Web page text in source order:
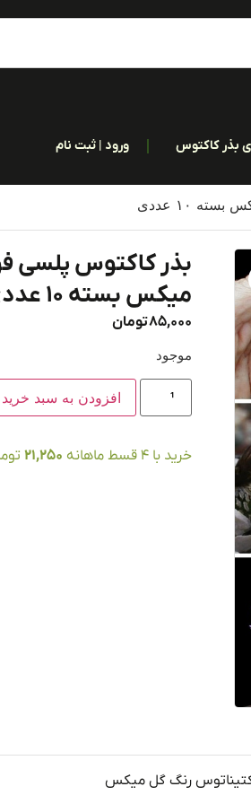
بذر کاکتوس ورود | ثبت نام
۱۰ عددی
بذر کاکتوس پلسی
میکس بسته ۱۰ عددی
85,000تومان
موجود
افزودن به سبد خرید
خرید با ۴ قسط ماهانه 21,250
رنگ گل میکس